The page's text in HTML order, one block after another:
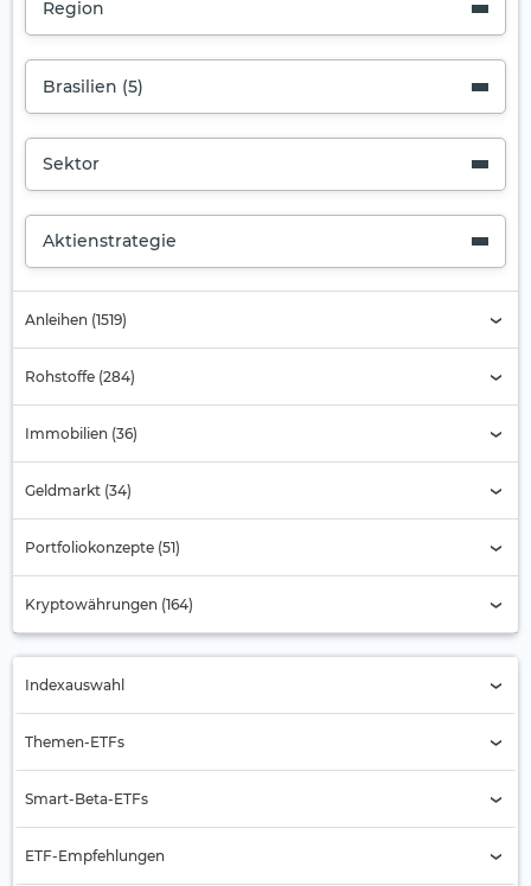
Region
Brasilien (5)
Sektor
Aktienstrategie
Anleihen (1519)
Rohstoffe (284)
Immobilien (36)
Geldmarkt (34)
Portfoliokonzepte (51)
Kryptowährungen (164)
Indexauswahl
Indexauswahl
Themen-ETFs
Automobilbranche
Banken
Smart-Beta-ETFs
ETF-Empfehlungen